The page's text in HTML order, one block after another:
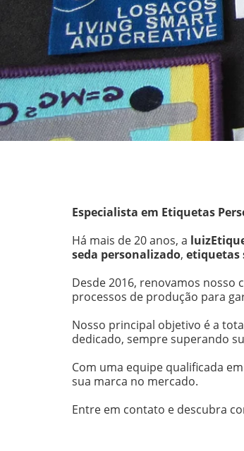
Especialista em Etiquetas
Há mais de 20 anos, a
seda personalizado, etiquetas
Desde 2016, renovamos
processos de produção para
Nosso principal objetivo é a
dedicado, sempre superando
Com uma equipe qualificada
sua marca no mercado.
Entre em contato e descubra